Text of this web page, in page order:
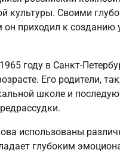
культуры. Своими
приходил к
году в Санкт-
Его родители,
школе и
использованы
глубоким